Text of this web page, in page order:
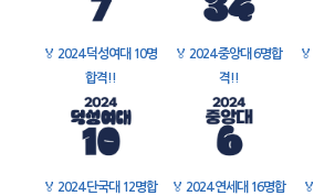
🏅 2024 덕성여대 10명
합격!!
🏅 2024 중앙대 6명합
격!!
🏅
🏅 2024 단국대 12명합
🏅 2024 연세대 16명합
🏅